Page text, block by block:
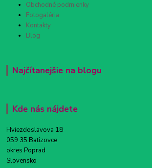
Obchodné podmienky
Fotogaléria
Kontakty
Blog
Najčítanejšie na blogu
Kde nás nájdete
Hviezdoslavova 18
059 35 Batizovce
okres Poprad
Slovensko